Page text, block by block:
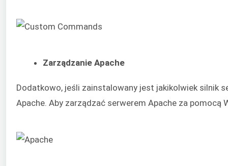
Zarządzanie Apache
Dodatkowo, jeśli zainstalowany jest jakikolwiek silnik
Apache. Aby zarządzać serwerem Apache za pomocą